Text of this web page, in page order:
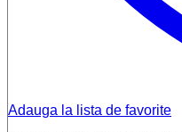
Adauga la lista de favorite